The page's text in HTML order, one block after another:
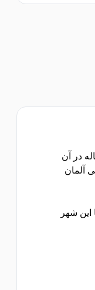
در آن
آلمان
شهر